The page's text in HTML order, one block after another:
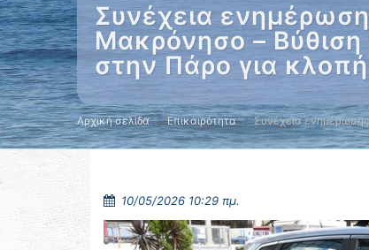
Συνέχεια
Μακρόνησο –
στην Πάρο για
Αρχική σελίδα Επικαιρότητα Συνέχεια
10/05/2026 10:29 πμ.